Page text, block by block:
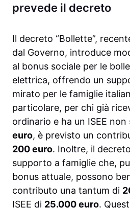
prevede il decreto
Il decreto “Bollette”,
dal Governo, introduce
al bonus sociale per le
elettrica, offrendo un
mirato per le famiglie
particolare, per chi già
ordinario e ha un ISEE non
euro, è previsto un
200 euro. Inoltre, il
supporto a famiglie che,
bonus attuale, possono
contributo una tantum di
ISEE di 25.000 euro.